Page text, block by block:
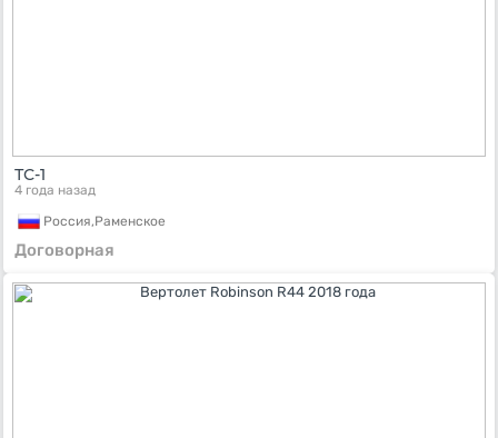
ТС-1
4 года назад
Россия,Раменское
Договорная